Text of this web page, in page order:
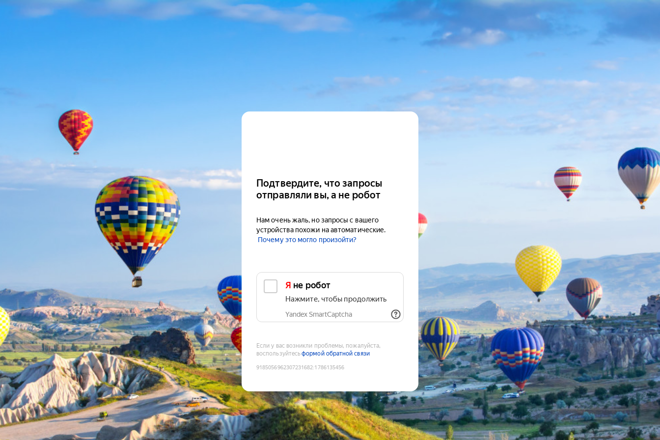
Подтвердите, что запросы
отправляли вы, а не робот
Нам очень жаль, но запросы с вашего
устройства похожи на автоматические.
Почему это могло произойти?
Я не робот
Нажмите, чтобы продолжить
Yandex SmartCaptcha
Если у вас возникли проблемы, пожалуйста,
воспользуйтесьформой обратной связи
9185056962307231682:1786135456